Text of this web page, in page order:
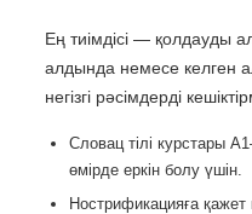
Ең тиімдісі — қолдауды
алдында немесе келген
негізгі рәсімдерді
Словац тілі курстары
өмірде еркін болу үшін.
Нострификацияға